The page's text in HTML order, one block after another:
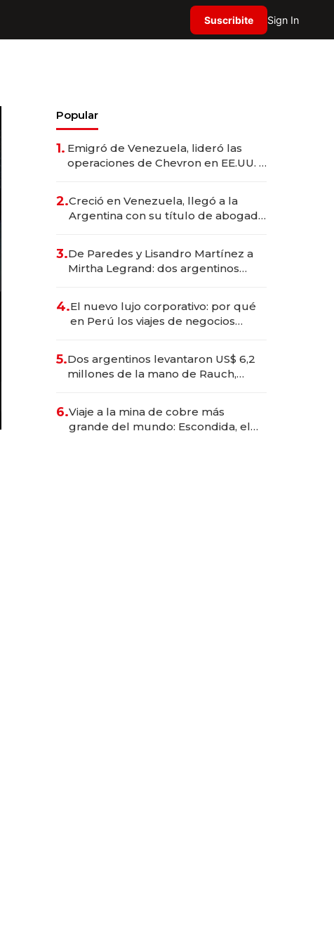
Suscribite Sign In
Popular
1. Emigró de Venezuela, lideró las
operaciones de Chevron en EE.UU. y
2.Creció en Venezuela, llegó a la
Argentina con su título de abogado
marcas "fast premium"
3.De Paredes y Lisandro Martínez a
Mirtha Legrand: dos argentinos
4.El nuevo lujo corporativo: por qué
en Perú los viajes de negocios
transformadoras
5.Dos argentinos levantaron US$ 6,2
millones de la mano de Rauch,
6.Viaje a la mina de cobre más
grande del mundo: Escondida, el